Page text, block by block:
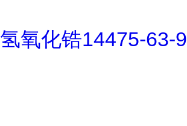
氢氧化锆14475-63-9